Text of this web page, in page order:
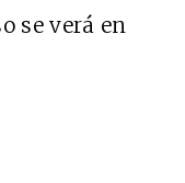
se verá en